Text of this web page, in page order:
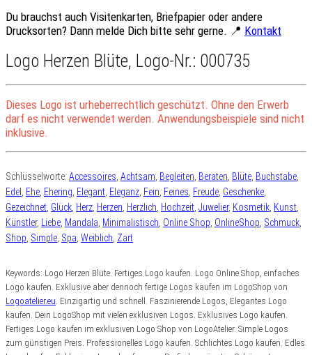
Du brauchst auch Visitenkarten, Briefpapier oder andere
Drucksorten? Dann melde Dich bitte sehr gerne. 📍 Kontakt
Logo Herzen Blüte, Logo-Nr.: 000735
Dieses Logo ist urheberrechtlich geschützt. Ohne den Erwerb
darf es nicht verwendet werden. Anwendungsbeispiele sind nicht
inklusive.
Schlüsselworte: Accessoires Achtsam Begleiten Beraten Blüte Buchstabe
Edel
Ehe Ehering Elegant Eleganz Fein Feines Freude Geschenke
Gezeichnet Glück Herz Herzen Herzlich Hochzeit Juwelier, Kosmetik Kunst
Künstler, Liebe Mandala Minimalistisch Online Shop OnlineShop Schmuck
Shop Simple Spa Weiblich Zart
Keywords: Logo Herzen Blüte. Fertiges Logo kaufen. Logo Online Shop, einfaches
Logo kaufen. Exklusive aber dennoch fertige Logos kaufen im LogoShop von
Logoatelier.eu. Einzigartig und schnell. Faszinierende Logos, Elegantes Logo
kaufen. Dein LogoShop mit vielen exklusiven Logos. Exklusives Logo kaufen.
Fertiges Logo kaufen im exklusiven Logo Shop von LogoAtelier. Simple Logos
zum günstigen Preis. Professionelles Logo kaufen. Schlichtes Logo kaufen. Edles